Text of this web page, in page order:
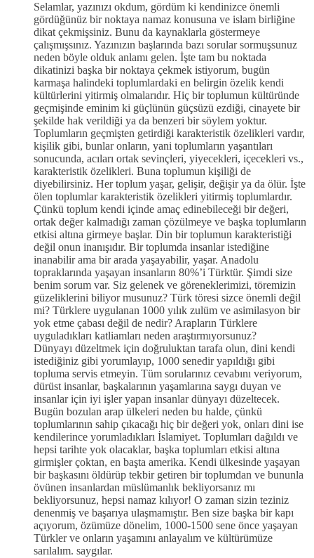
Selamlar, yazınızı okdum, gördüm ki kendinizce önemli
gördüğünüz bir noktaya namaz konusuna ve islam birliğine
dikat çekmişsiniz. Bunu da kaynaklarla göstermeye
çalışmışsınız. Yazınızın başlarında bazı sorular sormuşsunuz
neden böyle olduk anlamı gelen. İşte tam bu noktada
dikatinizi başka bir noktaya çekmek istiyorum, bugün
karmaşa halindeki toplumlardaki en belirgin özelik kendi
kültürlerini yitirmiş olmalarıdır. Hiç bir toplumun kültüründe
geçmişinde eminim ki güçlünün güçsüzü ezdiği, cinayete bir
şekilde hak verildiği ya da benzeri bir söylem yoktur.
Toplumların geçmişten getirdiği karakteristik özelikleri vardır,
kişilik gibi, bunlar onların, yani toplumların yaşantıları
sonucunda, acıları ortak sevinçleri, yiyecekleri, içecekleri vs.,
karakteristik özelikleri. Buna toplumun kişiliği de
diyebilirsiniz. Her toplum yaşar, gelişir, değişir ya da ölür. İşte
ölen toplumlar karakteristik özelikleri yitirmiş toplumlardır.
Çünkü toplum kendi içinde amaç edinebileceği bir değeri,
ortak değer kalmadığı zaman çözülmeye ve başka toplumların
etkisi altına girmeye başlar. Din bir toplumun karakteristiği
değil onun inanışıdır. Bir toplumda insanlar istediğine
inanabilir ama bir arada yaşayabilir, yaşar. Anadolu
topraklarında yaşayan insanların 80%’i Türktür. Şimdi size
benim sorum var. Siz gelenek ve göreneklerimizi, töremizin
güzeliklerini biliyor musunuz? Türk töresi sizce önemli değil
mi? Türklere uygulanan 1000 yılık zulüm ve asimilasyon bir
yok etme çabası değil de nedir? Arapların Türklere
uyguladıkları katliamları neden araştırmıyorsunuz?
Dünyayı düzeltmek için doğruluktan tarafa olun, dini kendi
istediğiniz gibi yorumlayıp, 1000 senedir yapıldığı gibi
topluma servis etmeyin. Tüm sorularınız cevabını veriyorum,
dürüst insanlar, başkalarının yaşamlarına saygı duyan ve
insanlar için iyi işler yapan insanlar dünyayı düzeltecek.
Bugün bozulan arap ülkeleri neden bu halde, çünkü
toplumlarının sahip çıkacağı hiç bir değeri yok, onları dini ise
kendilerince yorumladıkları İslamiyet. Toplumları dağıldı ve
hepsi tarihte yok olacaklar, başka toplumları etkisi altına
girmişler çoktan, en başta amerika. Kendi ülkesinde yaşayan
bir başkasını öldürüp tekbir getiren bir toplumdan ve bununla
övünen insanlardan müslümanlık bekliyorsanız mı
bekliyorsunuz, hepsi namaz kılıyor! O zaman sizin teziniz
denenmiş ve başarıya ulaşmamıştır. Ben size başka bir kapı
açıyorum, özümüze dönelim, 1000-1500 sene önce yaşayan
Türkler ve onların yaşamını anlayalım ve kültürümüze
sarılalım. saygılar.